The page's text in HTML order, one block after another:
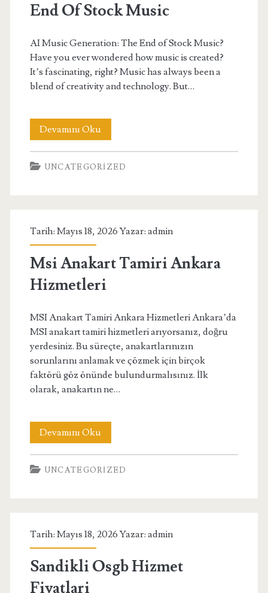
End Of Stock Music
AI Music Generation: The End of Stock Music?
Have you ever wondered how music is created?
It’s fascinating, right? Music has always been a
blend of creativity and technology. But…
Devamını OkuAi
Music
Generation
Of
Stock
Music
UNCATEGORIZED
Tarih: Mayıs 18, 2026 Yazar: admin
Msi Anakart Tamiri Ankara
Hizmetleri
MSI Anakart Tamiri Ankara Hizmetleri Ankara’da
MSI anakart tamiri hizmetleri arıyorsanız, doğru
yerdesiniz. Bu süreçte, anakartlarınızın
sorunlarını anlamak ve çözmek için birçok
faktörü göz önünde bulundurmalısınız. İlk
olarak, anakartın ne…
Devamını OkuMsi
Anakart
Tamiri
UNCATEGORIZED
Tarih: Mayıs 18, 2026 Yazar: admin
Sandikli Osgb Hizmet
Fiyatlari